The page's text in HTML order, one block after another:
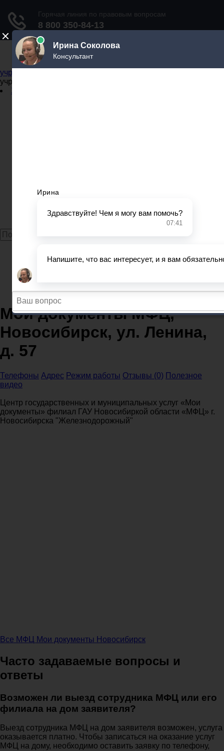
Не официальный справочник государственных
учреждений
учреждений
Задать вопрос юристу
Судебные приставы
Задать вопрос юристу
Новосибирская область
МФЦ Новосибирск
Мои документы МФЦ, Новосибирск, ул. Ленина, д. 57
Мои документы МФЦ,
Новосибирск, ул. Ленина,
д. 57
Телефоны Адрес Режим работы Отзывы (0) Полезное
видео
Центр государственных и муниципальных услуг «Мои
документы» филиал ГАУ Новосибиркой области «МФЦ» г.
Новосибирска "Железнодорожный"
Все МФЦ Мои документы Новосибирск
Часто задаваемые вопросы и
ответы
Возможен ли выезд сотрудника МФЦ или его
филиала на дом заявителя?
Выезд сотрудника МФЦ на дом заявителя возможен, услуга
оказывается платно. Чтобы записаться на оказание услуг
МФЦ на дому, необходимо оставить заявку по телефону,